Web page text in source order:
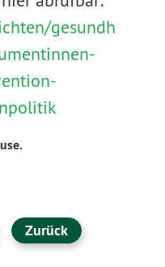
gesundh
Zurück